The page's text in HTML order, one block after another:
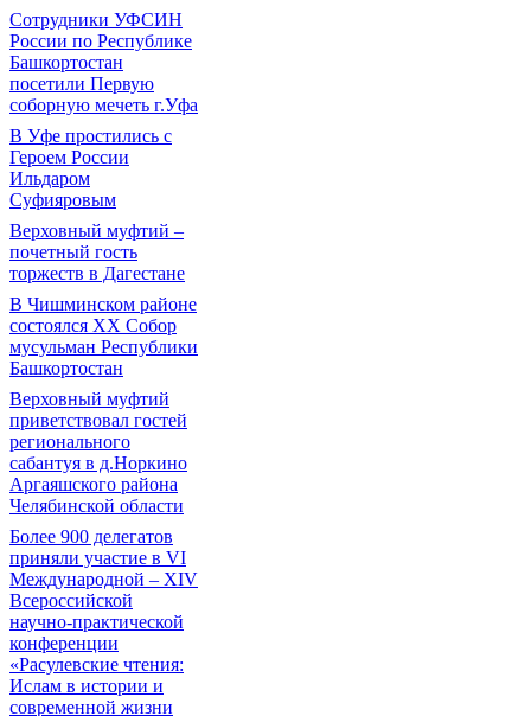
Сотрудники УФСИН
России по Республике
Башкортостан
посетили Первую
соборную мечеть г.Уфа
В Уфе простились с
Героем России
Ильдаром
Суфияровым
Верховный муфтий –
почетный гость
торжеств в Дагестане
В Чишминском районе
состоялся XX Собор
мусульман Республики
Башкортостан
Верховный муфтий
приветствовал гостей
регионального
сабантуя в д.Норкино
Аргаяшского района
Челябинской области
Более 900 делегатов
приняли участие в VI
Международной – ХIV
Всероссийской
научно-практической
конференции
«Расулевские чтения:
Ислам в истории и
современной жизни